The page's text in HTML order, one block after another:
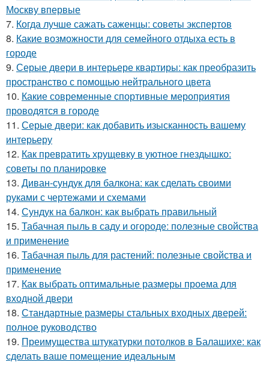
Москву впервые
7. Когда лучше сажать саженцы: советы экспертов
8. Какие возможности для семейного отдыха есть в
городе
9. Серые двери в интерьере квартиры: как преобразить
пространство с помощью нейтрального цвета
10. Какие современные спортивные мероприятия
проводятся в городе
11. Серые двери: как добавить изысканность вашему
интерьеру
12. Как превратить хрущевку в уютное гнездышко:
советы по планировке
13. Диван-сундук для балкона: как сделать своими
руками с чертежами и схемами
14. Сундук на балкон: как выбрать правильный
15. Табачная пыль в саду и огороде: полезные свойства
и применение
16. Табачная пыль для растений: полезные свойства и
применение
17. Как выбрать оптимальные размеры проема для
входной двери
18. Стандартные размеры стальных входных дверей:
полное руководство
19. Преимущества штукатурки потолков в Балашихе: как
сделать ваше помещение идеальным